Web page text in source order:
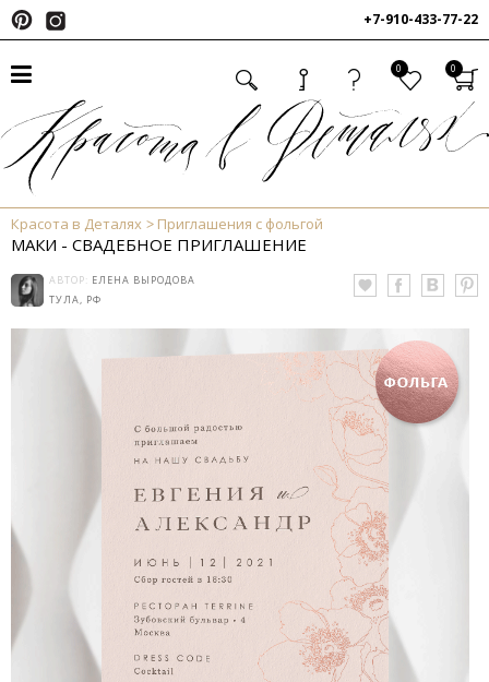
+7-910-433-77-22
0 0
Красота в Деталях Приглашения с фольгой
МАКИ - СВАДЕБНОЕ ПРИГЛАШЕНИЕ
АВТОР: ЕЛЕНА ВЫРОДОВА
ТУЛА, РФ